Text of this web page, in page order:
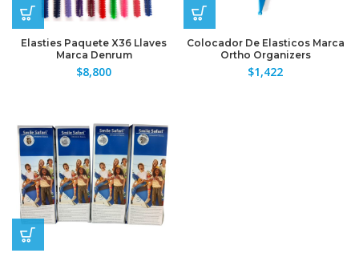
Elasties Paquete X36 Llaves
Marca Denrum
$8,800
Colocador De Elasticos Marca
Ortho Organizers
$1,422